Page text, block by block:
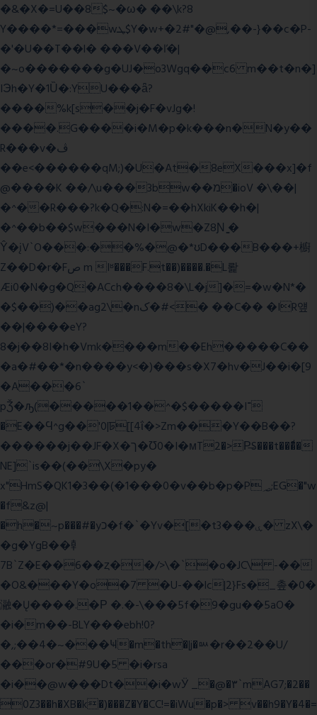
�&�X�=U��8$~�ω� ��\k?8
Y����*=���wܛ$Y�w+�2#"�@,��-}��c�P-
�'�U��T��l� ���V��ľ�|
�~o�������g�UJ�o3Wgq��c6 m��t�n�]
IЭh�Y�1Ȕ�:YU���ǟ?
����%k[s��j�F�vJg�!
����.G����i�M�p�k���n�N�y��
R���v�ڤ
��e<������qM;)�U�At�8eX���x]�f
@����K ��/\u���3bw��מ�ioV �\��|
�^��R���?k�Q�:N�=��hXkiK��h�|
�^��b��$w���N�I�w�Z8Ɲ ͚�
Ŷ�įV`O���:��%�@�*ʊD���B���+櫥
Z��D�r�Fص m Iʶ���F.t��)����.�L뢅
Æi0�N�g�Q�ACch����8�\L�j]�=�w�N*�
�$��)��ag2\�nک�#<� ��C�� �IR얲
��|����eY?
8�j��8I�h�Vmk����m��Eh�����C��
�a�#��*�n����y<�)���s�X7�hv�J��i�[9
�A���6`
pǮ�ԡ(�����1��^�$�����I־
�E��Ϥ^g��'0|ꠓ[[4ΐ�>Zm���Y��B��?
������j��JF�X�ך�Ʊ0�I�мT2�>P̶S���t���ͩ�
NE]`is��(��\X�py�
x"HmS�QK1�3��(�1���0�v��b�p�P؃;EG�"w
�f&z@|
�h�~p���#�yכ�f�`�Yv�[�t3���ۑ� zX\�
�g�YgB��龺
7B`Z�E��6��ȥ��/>\�`�o�JC\ -��
�O&���Y�o�7 �U-��lc|2}Fs�_촢�0�
瀜�Ų����.�Ρ �.�-\���5f�9�gu��5aO�
�i�m��-BLY���ebh!0?
�,;��4�~���Ҹ�m�th�|j�ᇞ�r��2��U/
���or�#9U�5 �i�rsa
�i��@w���Dt��i�wӰ _�@�٣`mAG7;�2��
0Z3��h�XB�k�)���Z�Y�CC!=�iWu�p�> v��h9�Y�4�=